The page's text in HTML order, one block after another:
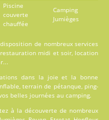
Piscine
couverte
chauffée
Camping
Jumièges
de nombreuxservices
midi et soir, location
dans la joie et la bonne
terrain de pétanque, ping-
belles journées au camping.
à la découverte de nombreux